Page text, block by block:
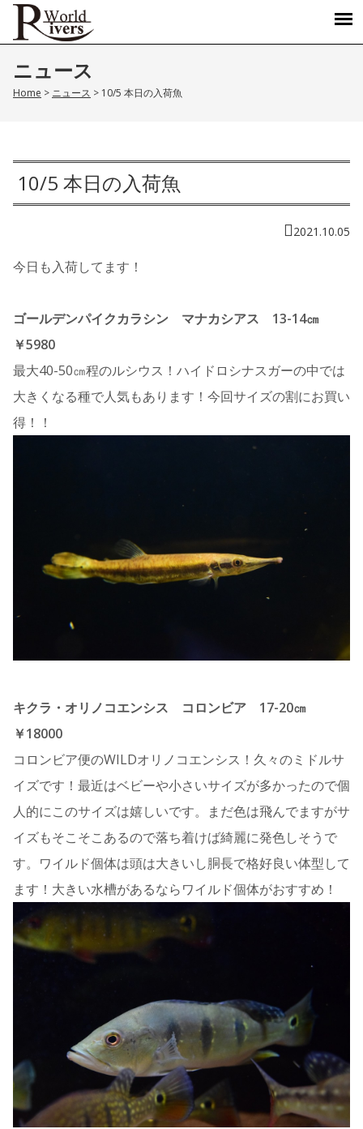
ニュース
Home > ニュース > 10/5 本日の入荷魚
10/5 本日の入荷魚
2021.10.05
今日も入荷してます！
ゴールデンパイクカラシン マナカシアス 13-14㎝
￥5980
最大40-50㎝程のルシウス！ハイドロシナスガーの中では
大きくなる種で人気もあります！今回サイズの割にお買い
得！！
キクラ・オリノコエンシス コロンビア 17-20㎝
￥18000
コロンビア便のWILDオリノコエンシス！久々のミドルサ
イズです！最近はベビーや小さいサイズが多かったので個
人的にこのサイズは嬉しいです。まだ色は飛んでますがサ
イズもそこそこあるので落ち着けば綺麗に発色しそうで
す。ワイルド個体は頭は大きいし胴長で格好良い体型して
ます！大きい水槽があるならワイルド個体がおすすめ！